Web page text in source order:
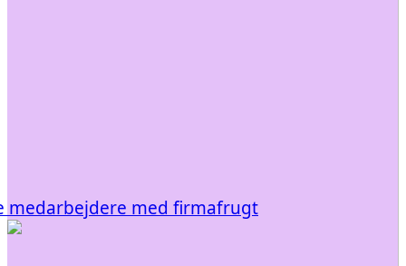
medarbejdere med firmafrugt